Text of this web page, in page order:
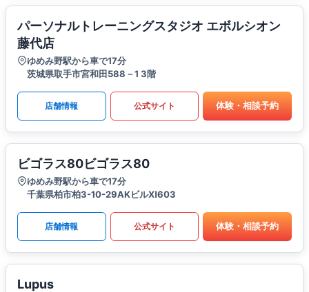
パーソナルトレーニングスタジオ エボルシオン
藤代店
ゆめみ野駅から車で17分
茨城県取手市宮和田588－1 3階
店舗情報 公式サイト 体験・相談予約
ビゴラス80ビゴラス80
ゆめみ野駅から車で17分
千葉県柏市柏3-10-29AKビルⅪ603
店舗情報 公式サイト 体験・相談予約
Lupus